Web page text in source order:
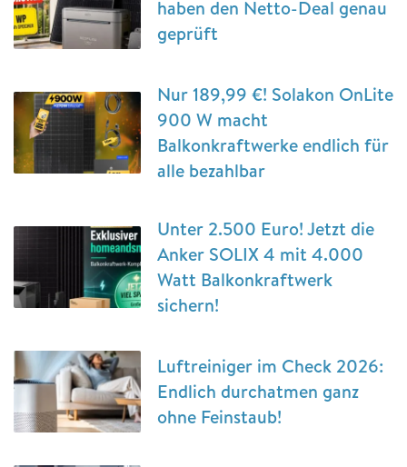
haben den Netto-Deal genau
geprüft
Nur 189,99 €! Solakon OnLite
900 W macht
Balkonkraftwerke endlich für
alle bezahlbar
Unter 2.500 Euro! Jetzt die
Anker SOLIX 4 mit 4.000
Watt Balkonkraftwerk
sichern!
Luftreiniger im Check 2026:
Endlich durchatmen ganz
ohne Feinstaub!